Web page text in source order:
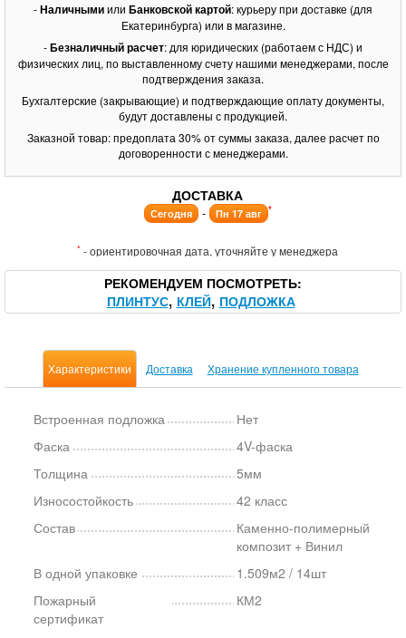
-Наличнымиили Банковской картой: курьеру при доставке (для
Екатеринбурга) или в магазине.
-Безналичный расчет: для юридических (работаем с НДС) и
физических лиц, по выставленному счету нашими менеджерами, после
подтверждения заказа.
Бухгалтерские (закрывающие) и подтверждающие оплату документы,
будут доставлены с продукцией.
Заказной товар: предоплата 30% от суммы заказа, далее расчет по
договоренности с менеджерами.
ДОСТАВКА
Сегодня - Пн 17 авг *
* - ориентировочная дата, уточняйте у менеджера
РЕКОМЕНДУЕМ ПОСМОТРЕТЬ
ПЛИНТУС КЛЕЙ ПОДЛОЖКА
Характеристики Доставка Хранение купленного товара
Встроенная подложка
Нет
Фаска
4V-фаска
Толщина
5мм
Износостойкость
42 класс
Состав
Каменно-полимерный
композит + Винил
В одной упаковке
1.509м2 / 14шт
Пожарный
сертификат
КМ2